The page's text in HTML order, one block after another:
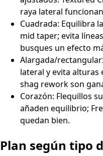
raya lateral
Cuadrada: Equilibra
mid taper; evita
busques un efecto
Alargada/
lateral y evita alturas
shag rework son
Corazón: Flequillos
añaden equilibrio;
quedan bien.
Plan según tipo